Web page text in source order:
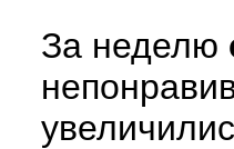
За неделю